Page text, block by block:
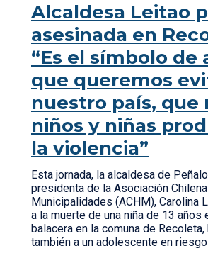
Alcaldesa Leitao
asesinada en
“Es el símbolo de
que queremos
nuestro país, que
niños y niñas
la violencia”
Esta jornada, la alcaldesa de
presidenta de la Asociación
Municipalidades (ACHM), Carolina
a la muerte de una niña de 13 años
balacera en la comuna de
también a un adolescente en